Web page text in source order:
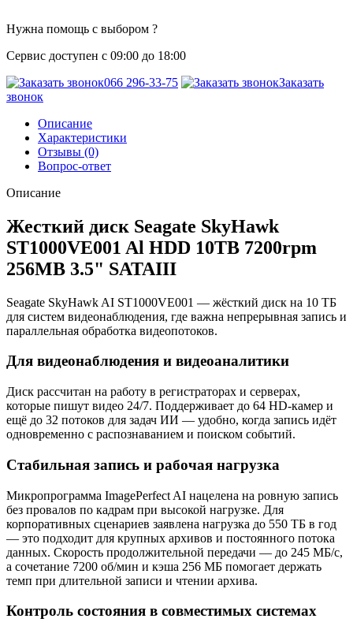
Нужна помощь с выбором ?
Сервис доступен с 09:00 до 18:00
066 296-33-75
Заказать
звонок
Описание
Характеристики
Отзывы (0)
Вопрос-ответ
Описание
Жесткий диск Seagate SkyHawk
ST1000VE001 Al HDD 10TB 7200rpm
256MB 3.5" SATAIII
Seagate SkyHawk AI ST1000VE001 — жёсткий диск на 10 ТБ
для систем видеонаблюдения, где важна непрерывная запись и
параллельная обработка видеопотоков.
Для видеонаблюдения и видеоаналитики
Диск рассчитан на работу в регистраторах и серверах,
которые пишут видео 24/7. Поддерживает до 64 HD-камер и
ещё до 32 потоков для задач ИИ — удобно, когда запись идёт
одновременно с распознаванием и поиском событий.
Стабильная запись и рабочая нагрузка
Микропрограмма ImagePerfect AI нацелена на ровную запись
без провалов по кадрам при высокой нагрузке. Для
корпоративных сценариев заявлена нагрузка до 550 ТБ в год
— это подходит для крупных архивов и постоянного потока
данных. Скорость продолжительной передачи — до 245 МБ/с,
а сочетание 7200 об/мин и кэша 256 МБ помогает держать
темп при длительной записи и чтении архива.
Контроль состояния в совместимых системах